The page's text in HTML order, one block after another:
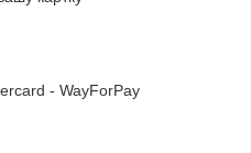
- WayForPay